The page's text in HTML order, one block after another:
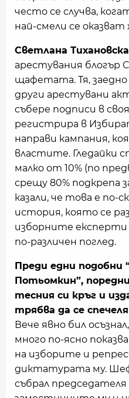
често се случва,
най-смели се
Светлана
арестувания блогър
щафетата. Тя, заедно
други арестувани
събере подписи в
регистрира в
направи кампания,
властите. Гледайки
малко от 10% (по
срещу 80% подкрепа
казали, че това е по-
история, която се
изборните експерти
по-различен поглед.
Преди едни подобни
Потьомкин”,
тесния си кръг и
трябва да се
Вече явно бил
много по-ясно
на изборите и
диктатурата му.
събрал